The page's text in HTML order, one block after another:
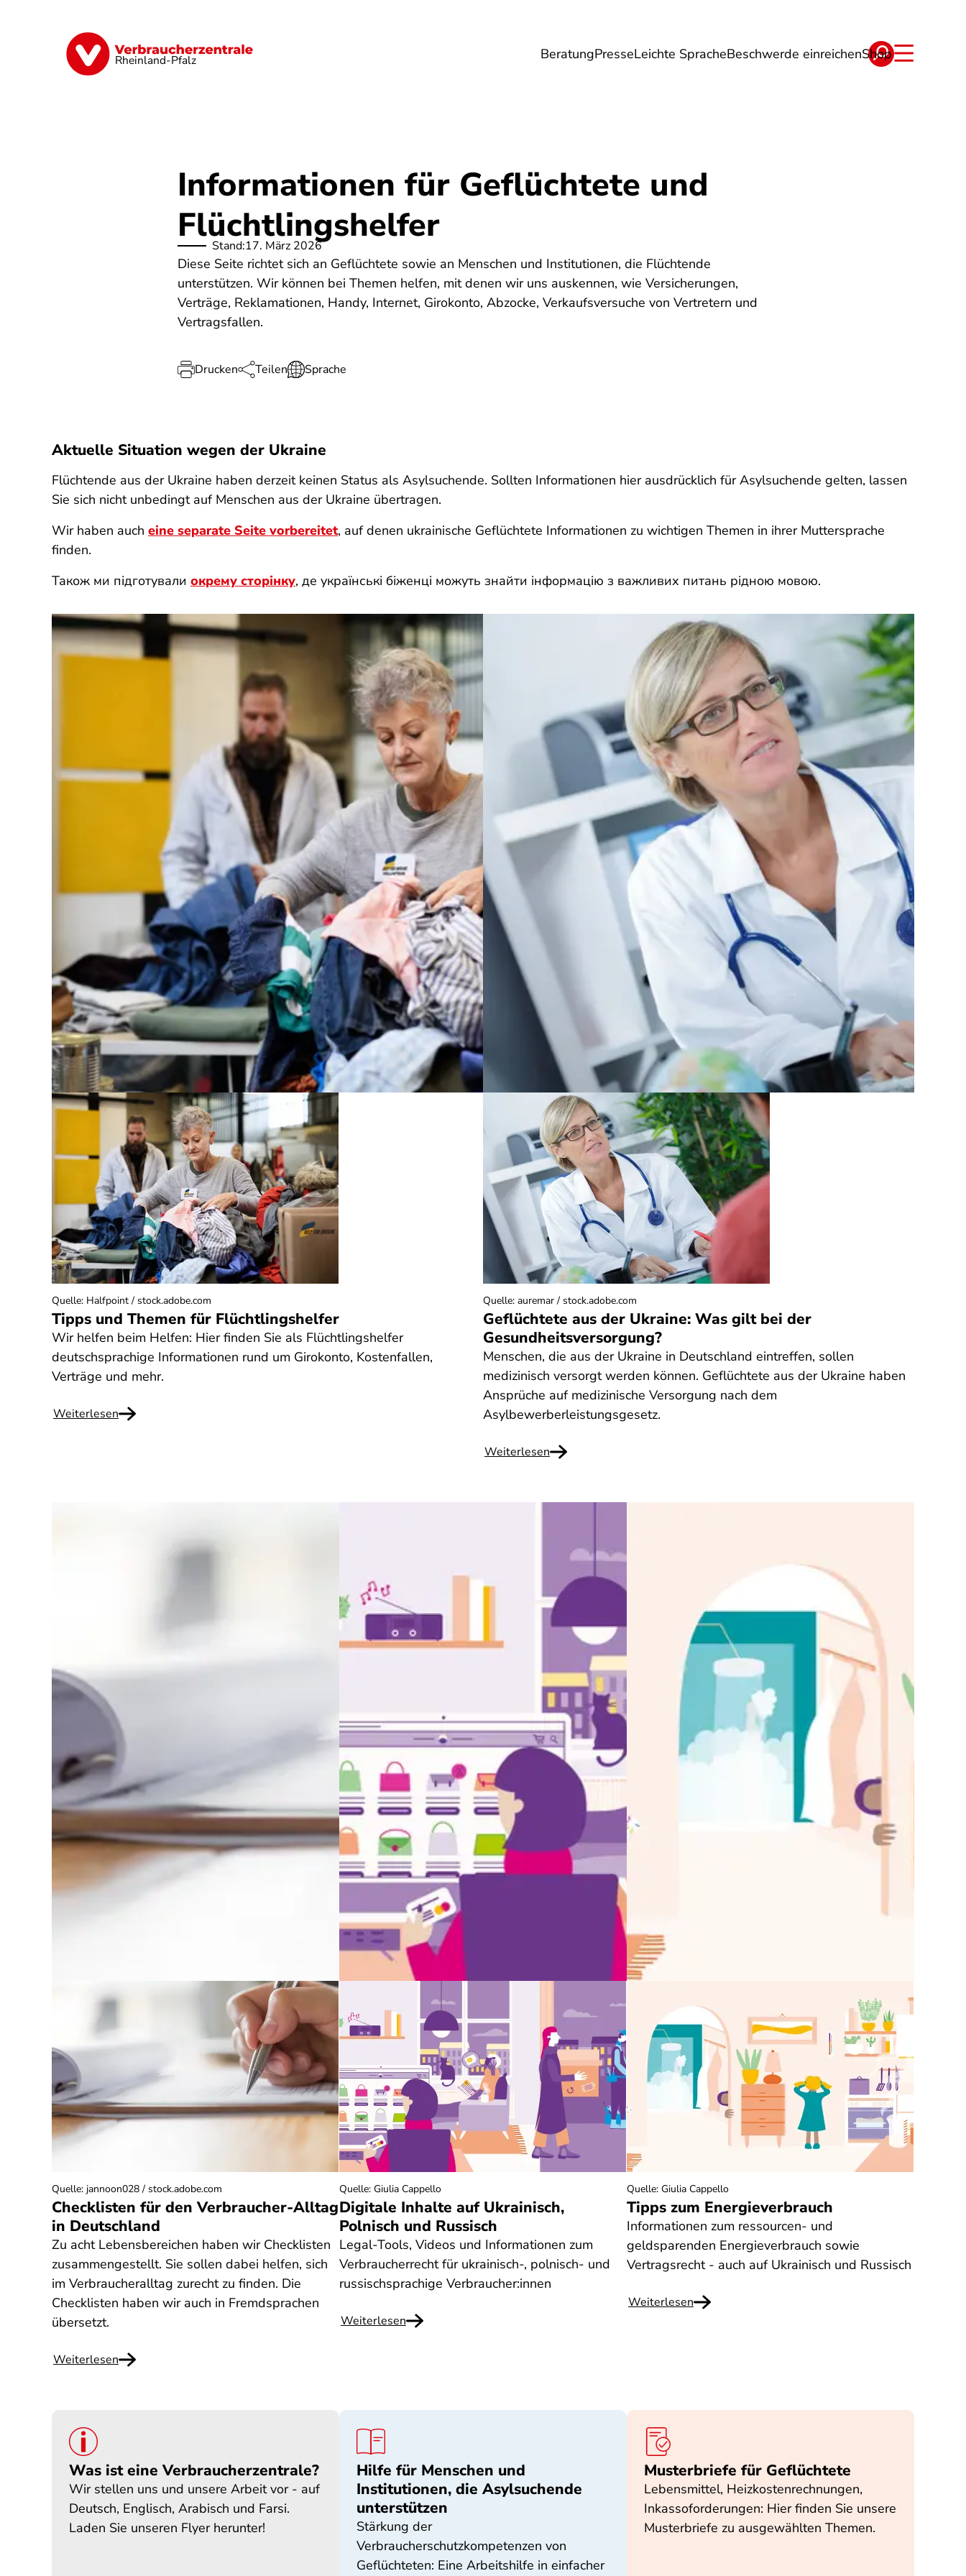
Rheinland-Pfalz BeratungPresseLeichte SpracheBeschwerde einreichenShop
Digitales Finanzen & Versicherung Gesundheit & Pflege Energie Reise Verträge
Informationen für Geflüchtete und
Flüchtlingshelfer
Stand:17. März 2026
Diese Seite richtet sich an Geflüchtete sowie an Menschen und Institutionen, die Flüchtende
unterstützen. Wir können bei Themen helfen, mit denen wir uns auskennen, wie Versicherungen,
Verträge, Reklamationen, Handy, Internet, Girokonto, Abzocke, Verkaufsversuche von Vertretern und
Vertragsfallen.
Drucken Teilen Sprache
Aktuelle Situation wegen der Ukraine
Flüchtende aus der Ukraine haben derzeit keinen Status als Asylsuchende. Sollten Informationen hier ausdrücklich für Asylsuchende gelten, lassen
Sie sich nicht unbedingt auf Menschen aus der Ukraine übertragen.
Wir haben auch eine separate Seite vorbereitet, auf denen ukrainische Geflüchtete Informationen zu wichtigen Themen in ihrer Muttersprache
finden.
Також ми підготували окрему сторінку, де українські біженці можуть знайти інформацію з важливих питань рідною мовою.
Tipps und Themen für Flüchtlingshelfer
Wir helfen beim Helfen: Hier finden Sie als Flüchtlingshelfer
deutschsprachige Informationen rund um Girokonto, Kostenfallen,
Verträge und mehr.
Weiterlesen
Quelle: Halfpoint / stock.adobe.com
Geflüchtete aus der Ukraine: Was gilt bei der
Gesundheitsversorgung?
Menschen, die aus der Ukraine in Deutschland eintreffen, sollen
medizinisch versorgt werden können. Geflüchtete aus der Ukraine haben
Ansprüche auf medizinische Versorgung nach dem
Asylbewerberleistungsgesetz.
Weiterlesen
Quelle: auremar / stock.adobe.com
Checklisten für den Verbraucher-Alltag
in Deutschland
Zu acht Lebensbereichen haben wir Checklisten
zusammengestellt. Sie sollen dabei helfen, sich
im Verbraucheralltag zurecht zu finden. Die
Checklisten haben wir auch in Fremdsprachen
übersetzt.
Weiterlesen
Quelle: jannoon028 / stock.adobe.com
Digitale Inhalte auf Ukrainisch,
Polnisch und Russisch
Legal-Tools, Videos und Informationen zum
Verbraucherrecht für ukrainisch-, polnisch- und
russischsprachige Verbraucher:innen
Weiterlesen
Quelle: Giulia Cappello
Tipps zum Energieverbrauch
Informationen zum ressourcen- und
geldsparenden Energieverbrauch sowie
Vertragsrecht - auch auf Ukrainisch und Russisch
Weiterlesen
Quelle: Giulia Cappello
Was ist eine Verbraucherzentrale?
Wir stellen uns und unsere Arbeit vor - auf
Deutsch, Englisch, Arabisch und Farsi.
Laden Sie unseren Flyer herunter!
Hilfe für Menschen und
Institutionen, die Asylsuchende
unterstützen
Stärkung der
Verbraucherschutzkompetenzen von
Geflüchteten: Eine Arbeitshilfe in einfacher
Musterbriefe für Geflüchtete
Lebensmittel, Heizkostenrechnungen,
Inkassoforderungen: Hier finden Sie unsere
Musterbriefe zu ausgewählten Themen.